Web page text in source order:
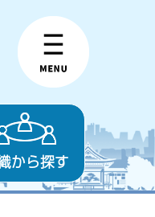
から探す